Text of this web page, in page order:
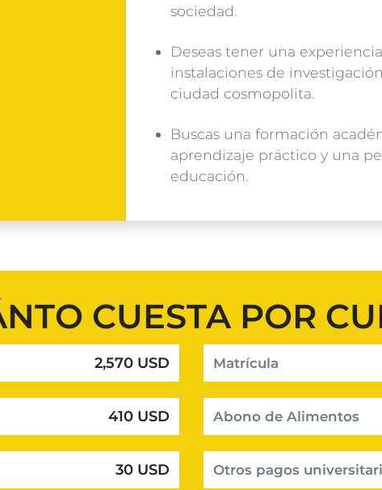
sociedad.
Deseas tener una
instalaciones de
ciudad cosmopolita.
Buscas una formación
aprendizaje práctico y una
educación.
CUESTA POR
2,570 USD Matrícula
410 USD Abono de Alimentos
30 USD Otros pagos